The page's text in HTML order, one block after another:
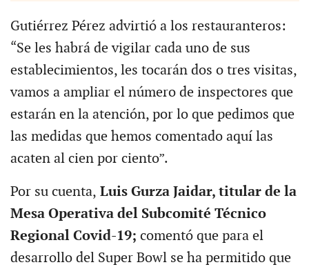
Gutiérrez Pérez advirtió a los restauranteros:
“Se les habrá de vigilar cada uno de sus
establecimientos, les tocarán dos o tres visitas,
vamos a ampliar el número de inspectores que
estarán en la atención, por lo que pedimos que
las medidas que hemos comentado aquí las
acaten al cien por ciento”.
Por su cuenta, Luis Gurza Jaidar, titular de la
Mesa Operativa del Subcomité Técnico
Regional Covid-19; comentó que para el
desarrollo del Super Bowl se ha permitido que